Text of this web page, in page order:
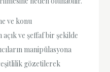
ve konu
ve şeffaf bir şekilde
manipülasyona
gözetilerek